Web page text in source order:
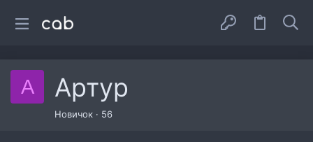
А Артур
Новичок · 56